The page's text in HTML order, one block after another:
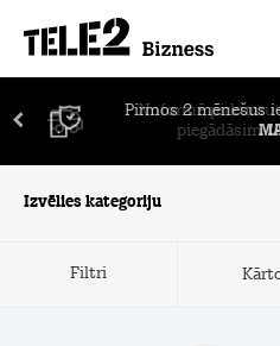
Pirmos 2 mēnešus
Izvēlies kategoriju
Filtri